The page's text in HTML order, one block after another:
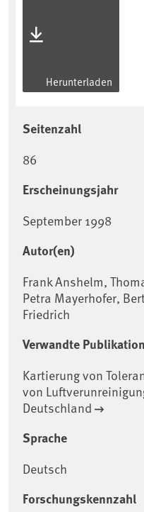
Herunterladen
Seitenzahl
86
Erscheinungsjahr
September 1998
Autor(en)
Frank Anshelm,
Petra Mayerhofer,
Friedrich
Verwandte
Kartierung von
von
Deutschland
Sprache
Deutsch
Forschungskennzahl